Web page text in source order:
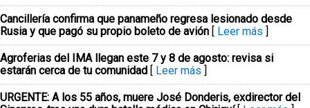
Cancillería confirma que panameño regresa lesionado desde
Rusia y que pagó su propio boleto de avión [ Leer más ]
Agroferias del IMA llegan este 7 y 8 de agosto: revisa si
estarán cerca de tu comunidad [ Leer más ]
URGENTE: A los 55 años, muere José Donderis, exdirector del